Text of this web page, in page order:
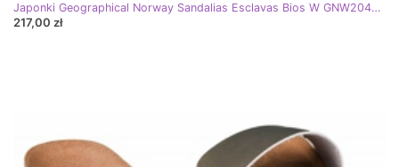
Japonki Geographical Norway Sandalias Esclavas Bios W GNW20408-01 czarne
217,00 zł